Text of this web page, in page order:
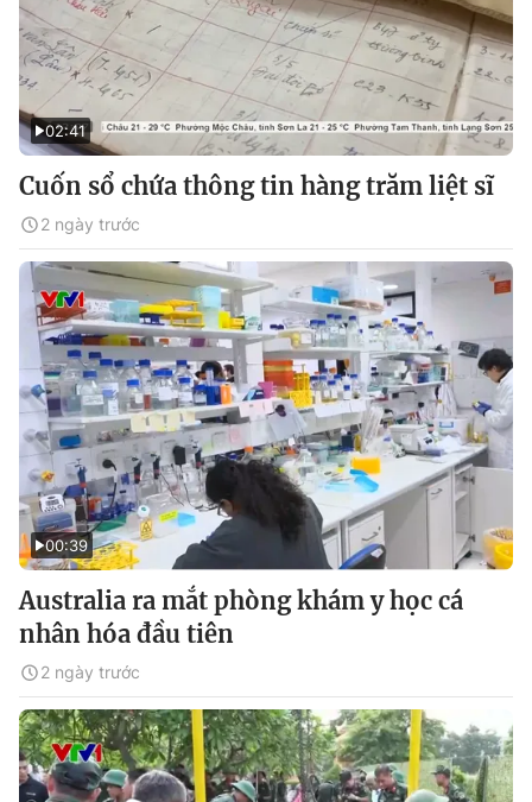
02:41
Cuốn sổ chứa thông tin hàng trăm liệt sĩ
2 ngày trước
00:39
Australia ra mắt phòng khám y học cá
nhân hóa đầu tiên
2 ngày trước